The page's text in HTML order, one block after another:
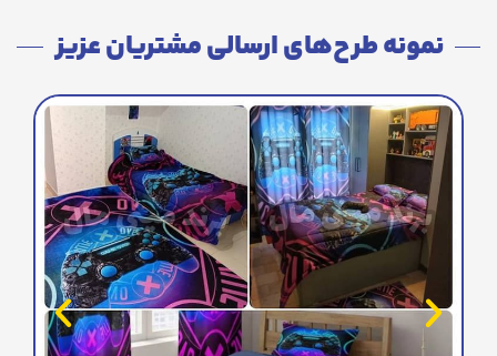
نمونه طرح‌های ارسالی مشتریان عزیز